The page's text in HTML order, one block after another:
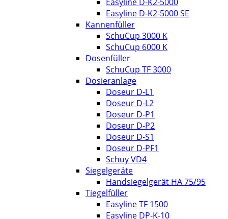
Easyline D-K2-5000 SE
Kannenfüller
SchuCup 3000 K
SchuCup 6000 K
Dosenfüller
SchuCup TF 3000
Dosieranlage
Doseur D-L1
Doseur D-L2
Doseur D-P1
Doseur D-P2
Doseur D-S1
Doseur D-PF1
Schuy VD4
Siegelgeräte
Handsiegelgerät HA 75/95
Tiegelfüller
Easyline TF 1500
Easyline DP-K-10